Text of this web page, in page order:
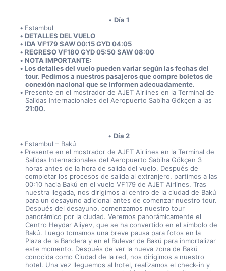
Día 1
Estambul
DETALLES DEL VUELO
IDA VF179 SAW 00:15 GYD 04:05
REGRESO VF180 GYD 05:50 SAW 08:00
NOTA IMPORTANTE:
Los detalles del vuelo pueden variar según las fechas del
tour. Pedimos a nuestros pasajeros que compre boletos de
conexión nacional que se informen adecuadamente.
Presente en el mostrador de AJET Airlines en la Terminal de
21:00.
Día 2
Estambul – Bakú
Presente en el mostrador de AJET Airlines en la Terminal de
Salidas Internacionales del Aeropuerto Sabiha Gökçen 3
horas antes de la hora de salida del vuelo. Después de
completar los procesos de salida al extranjero, partimos a las
00:10 hacia Bakú en el vuelo VF179 de AJET Airlines. Tras
nuestra llegada, nos dirigimos al centro de la ciudad de Bakú
para un desayuno adicional antes de comenzar nuestro tour.
Después del desayuno, comenzamos nuestro tour
panorámico por la ciudad. Veremos panorámicamente el
Centro Heydar Aliyev, que se ha convertido en el símbolo de
Bakú. Luego tomamos una breve pausa para fotos en la
Plaza de la Bandera y en el Bulevar de Bakú para inmortalizar
este momento. Después de ver la nueva zona de Bakú
conocida como Ciudad de la red, nos dirigimos a nuestro
hotel. Una vez lleguemos al hotel, realizamos el check-in y